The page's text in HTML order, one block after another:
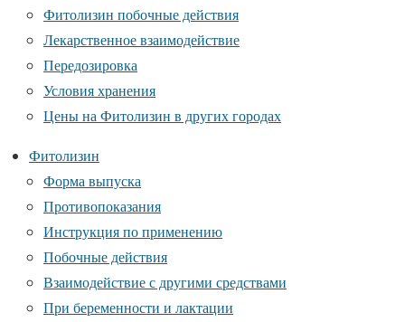
Фитолизин побочные действия
Лекарственное взаимодействие
Передозировка
Условия хранения
Цены на Фитолизин в других городах
Фитолизин
Форма выпуска
Противопоказания
Инструкция по применению
Побочные действия
Взаимодействие с другими средствами
При беременности и лактации